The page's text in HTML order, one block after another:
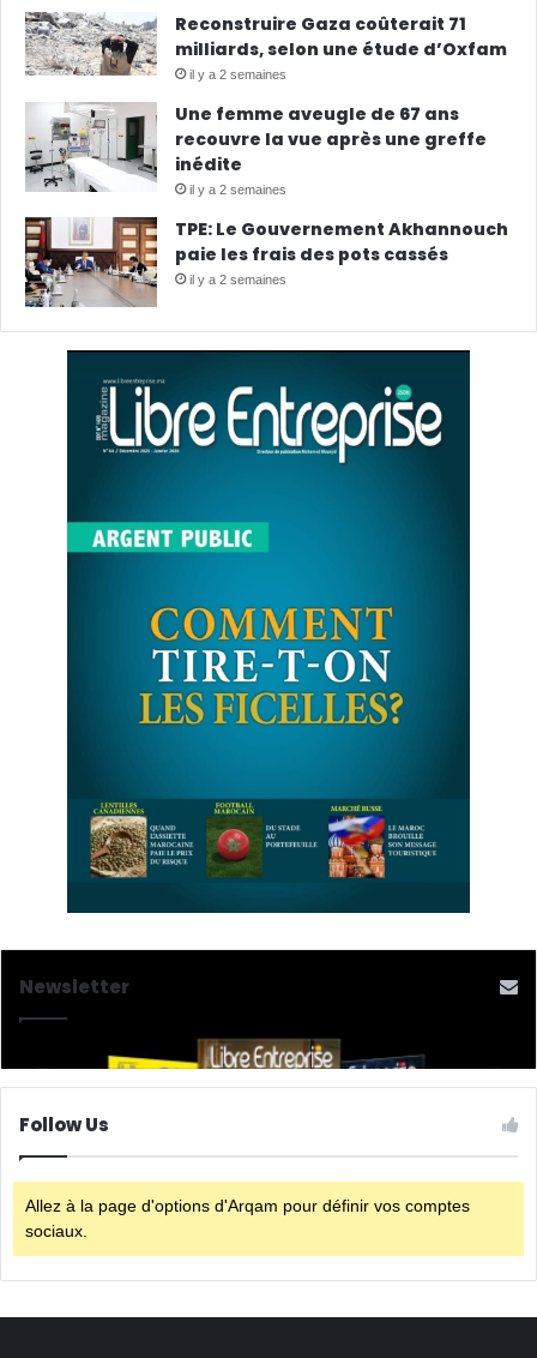
Reconstruire Gaza coûterait 71
milliards, selon une étude d’Oxfam
il y a 2 semaines
Une femme aveugle de 67 ans
recouvre la vue après une greffe
inédite
il y a 2 semaines
TPE: Le Gouvernement Akhannouch
paie les frais des pots cassés
il y a 2 semaines
Newsletter
Follow Us
Allez à la page d'options d'Arqam pour définir vos comptes
sociaux.